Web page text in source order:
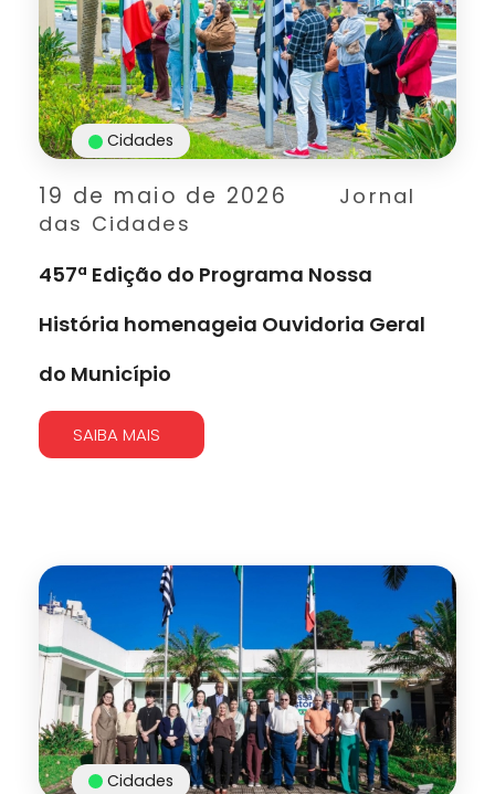
19 de maio de 2026
Jornal
das Cidades
Cidades
457ª Edição do Programa Nossa
História homenageia Ouvidoria Geral
do Município
SAIBA MAIS
Cidades